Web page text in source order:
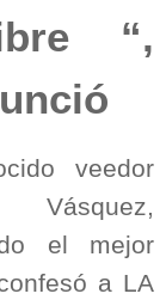
“,
veedor
el mejor
a LA